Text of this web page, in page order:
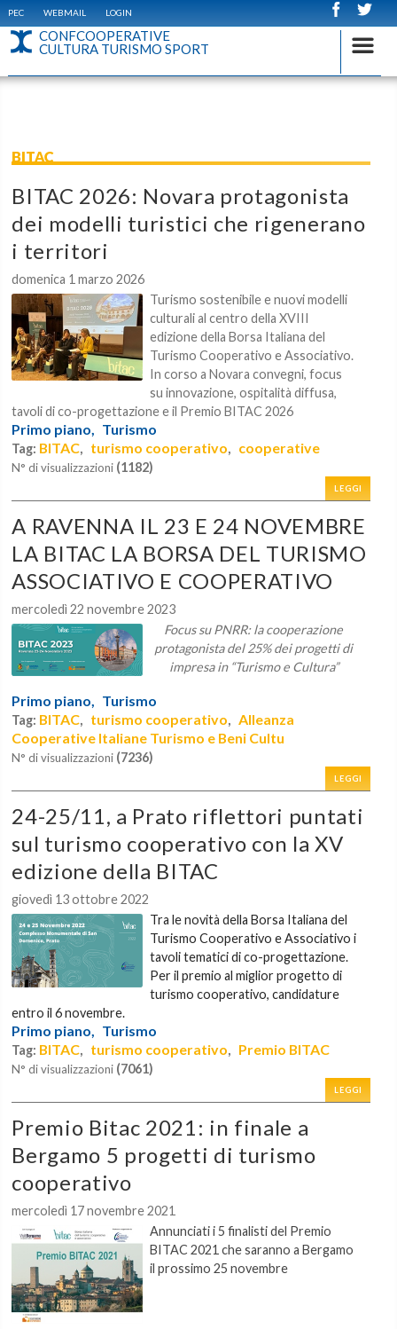
PEC WEBMAIL LOGIN
CONFCOOPERATIVE
CULTURA TURISMO SPORT
BITAC
BITAC 2026: Novara protagonista
dei modelli turistici che rigenerano
i territori
domenica 1 marzo 2026
Turismo sostenibile e nuovi modelli
culturali al centro della XVIII
edizione della Borsa Italiana del
Turismo Cooperativo e Associativo.
In corso a Novara convegni, focus
su innovazione, ospitalità diffusa,
tavoli di co-progettazione e il Premio BITAC 2026
Primo piano, Turismo
Tag: BITAC, turismo cooperativo, cooperative
N° di visualizzazioni (1182)
LEGGI
A RAVENNA IL 23 E 24 NOVEMBRE
LA BITAC LA BORSA DEL TURISMO
ASSOCIATIVO E COOPERATIVO
mercoledì 22 novembre 2023
Focus su PNRR: la cooperazione
protagonista del 25% dei progetti di
impresa in “Turismo e Cultura”
Primo piano, Turismo
Tag: BITAC, turismo cooperativo,Alleanza
Cooperative Italiane Turismo e Beni Cultu
N° di visualizzazioni (7236)
LEGGI
24-25/11, a Prato riflettori puntati
sul turismo cooperativo con la XV
edizione della BITAC
giovedì 13 ottobre 2022
Tra le novità della Borsa Italiana del
Turismo Cooperativo e Associativo i
tavoli tematici di co-progettazione.
Per il premio al miglior progetto di
turismo cooperativo, candidature
entro il 6 novembre.
Primo piano, Turismo
Tag: BITAC, turismo cooperativo, Premio BITAC
N° di visualizzazioni (7061)
LEGGI
Premio Bitac 2021: in finale a
Bergamo 5 progetti di turismo
cooperativo
mercoledì 17 novembre 2021
Annunciati i 5 finalisti del Premio
BITAC 2021 che saranno a Bergamo
il prossimo 25 novembre